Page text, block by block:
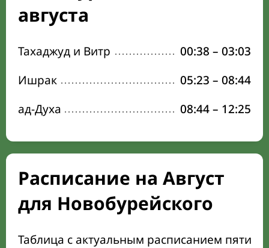
августа
Тахаджуд и Витр 00:38 – 03:03
Ишрак
05:23 – 08:44
ад-Духа
08:44– 12:25
Расписание на Август
для Новобурейского
Таблица с актуальным расписанием пяти